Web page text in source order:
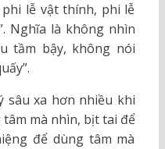
lễ vật thính, phi lễ
Nghĩa là không nhìn
tầm bậy, không nói
sâu xa hơn nhiều khi
mà nhìn, bịt tai để
để dùng tâm mà